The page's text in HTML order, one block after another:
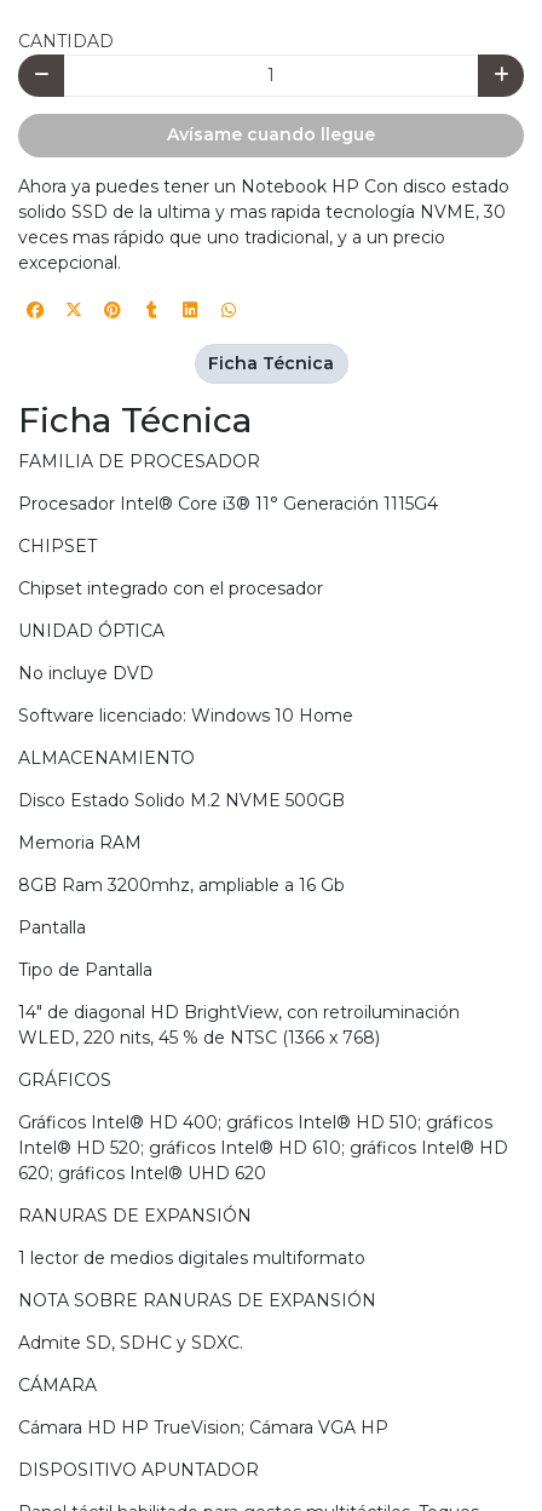
CANTIDAD
Avísame cuando llegue
Ahora ya puedes tener un Notebook HP Con disco estado
solido SSD de la ultima y mas rapida tecnología NVME, 30
veces mas rápido que uno tradicional, y a un precio
excepcional.
Ficha Técnica
FAMILIA DE PROCESADOR
Procesador Intel® Core i3® 11° Generación 1115G4
CHIPSET
Chipset integrado con el procesador
UNIDAD ÓPTICA
No incluye DVD
Software licenciado: Windows 10 Home
ALMACENAMIENTO
Disco Estado Solido M.2 NVME 500GB
Memoria RAM
8GB Ram 3200mhz, ampliable a 16 Gb
Pantalla
Tipo de Pantalla
14" de diagonal HD BrightView, con retroiluminación
WLED, 220 nits, 45 % de NTSC (1366 x 768)
GRÁFICOS
Gráficos Intel® HD 400; gráficos Intel® HD 510; gráficos
Intel® HD 520; gráficos Intel® HD 610; gráficos Intel® HD
620; gráficos Intel® UHD 620
RANURAS DE EXPANSIÓN
1 lector de medios digitales multiformato
NOTA SOBRE RANURAS DE EXPANSIÓN
Admite SD, SDHC y SDXC.
CÁMARA
Cámara HD HP TrueVision; Cámara VGA HP
DISPOSITIVO APUNTADOR
Ficha Técnica